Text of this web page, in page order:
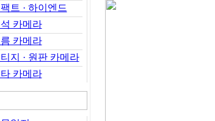
트 · 하이엔드
카메라
카메라
지 · 원판 카메라
카메라